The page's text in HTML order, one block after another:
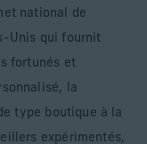
national de
Unis qui fournit
fortunés et
la
type boutique à la
expérimentés,